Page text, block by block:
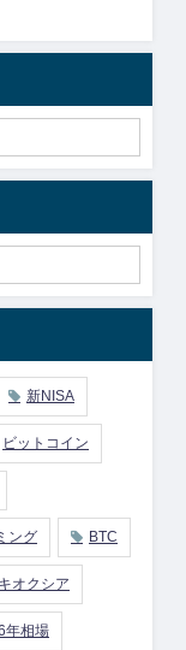
新NISA
ビットコイン
ング BTC
キオクシア
年相場